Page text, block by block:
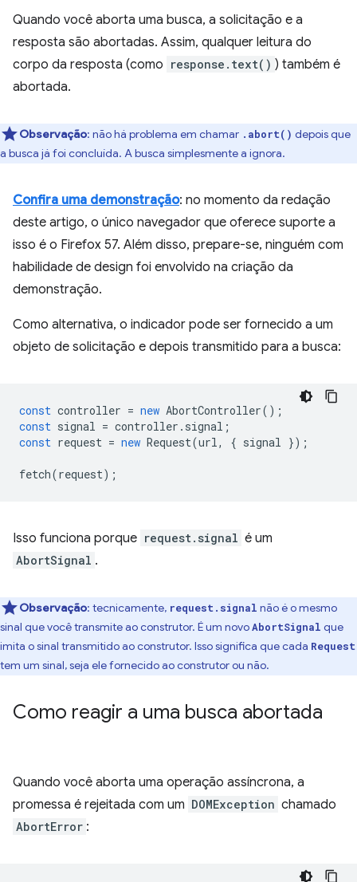
Quando você aborta uma busca, a solicitação e a
resposta são abortadas. Assim, qualquer leitura do
corpo da resposta (como response.text() ) também é
abortada.
Observação: não há problema em chamar .abort() depois que
a busca já foi concluída. A busca simplesmente a ignora.
Confira uma demonstração: no momento da redação
deste artigo, o único navegador que oferece suporte a
isso é o Firefox 57. Além disso, prepare-se, ninguém com
habilidade de design foi envolvido na criação da
demonstração.
Como alternativa, o indicador pode ser fornecido a um
objeto de solicitação e depois transmitido para a busca:
const controller = new AbortController();
const signal = controller . signal ;
const request = new Request(url, { signal });
fetch(request);
Isso funciona porque request.signal é um
AbortSignal .
Observação: tecnicamente, request.signal não é o mesmo
sinal que você transmite ao construtor. É um novoAbortSignal que
imita o sinal transmitido ao construtor. Isso significa que cada Request
tem um sinal, seja ele fornecido ao construtor ou não.
Como reagir a uma busca abortada
Quando você aborta uma operação assíncrona, a
promessa é rejeitada com um DOMException chamado
AbortError :